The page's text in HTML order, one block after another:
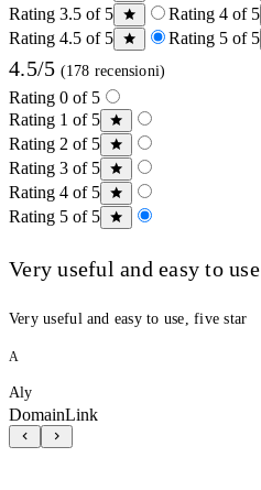
Rating 3.5 of 5
Rating 4 of 5
Rating 4.5 of 5
Rating 5 of 5
4.5/5 (178 recensioni)
Rating 0 of 5
Rating 1 of 5
Rating 2 of 5
Rating 3 of 5
Rating 4 of 5
Rating 5 of 5
Very useful and easy to use
Very useful and easy to use, five star
A
Aly
DomainLink